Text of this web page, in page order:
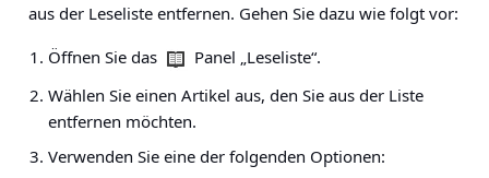
aus der Leseliste entfernen. Gehen Sie dazu wie folgt vor:
Öffnen Sie das
Panel „Leseliste“.
Wählen Sie einen Artikel aus, den Sie aus der Liste
entfernen möchten.
Verwenden Sie eine der folgenden Optionen: